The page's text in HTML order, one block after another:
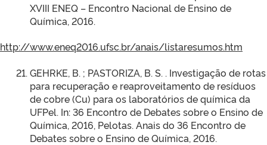
XVIII ENEQ – Encontro Nacional de Ensino de
Química, 2016.
http://www.eneq2016.ufsc.br/anais/listaresumos.htm
GEHRKE, B. ; PASTORIZA, B. S. . Investigação de rotas
para recuperação e reaproveitamento de resíduos
de cobre (Cu) para os laboratórios de química da
UFPel. In: 36 Encontro de Debates sobre o Ensino de
Química, 2016, Pelotas. Anais do 36 Encontro de
Debates sobre o Ensino de Química, 2016.